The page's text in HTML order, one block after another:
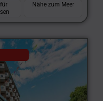
Nähe zum Meer